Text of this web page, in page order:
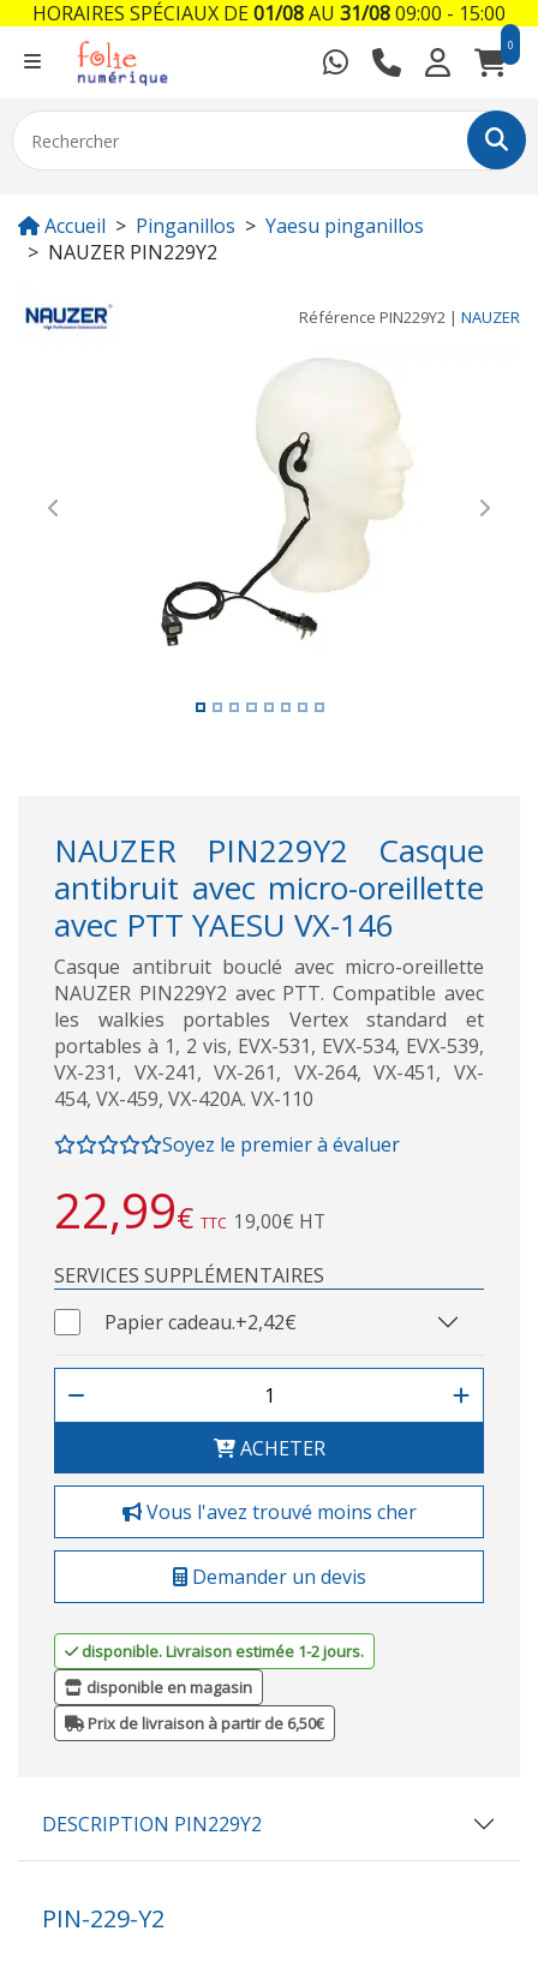
0
Accueil Pinganillos
Yaesu pinganillos
NAUZER PIN229Y2
Référence PIN229Y2 | NAUZER
Previous Next
NAUZER PIN229Y2 Casque
antibruit avec micro-oreillette
avec PTT YAESU VX-146
Casque antibruit bouclé avec micro-oreillette
NAUZER PIN229Y2 avec PTT. Compatible avec
les walkies portables Vertex standard et
portables à 1, 2 vis, EVX-531, EVX-534, EVX-539,
VX-231, VX-241, VX-261, VX-264, VX-451, VX-
454, VX-459, VX-420A. VX-110
Soyez le premier à évaluer
22,99€ TTC 19,00€ HT
SERVICES SUPPLÉMENTAIRES
Papier cadeau.+2,42€
ACHETER
Vous l'avez trouvé moins cher
Demander un devis
disponible. Livraison estimée 1-2 jours.
disponible en magasin
Prix de livraison à partir de 6,50€
DESCRIPTION PIN229Y2
PIN-229-Y2
HORAIRES SPÉCIAUX DE01/08AU 31/0809:00 - 15:00